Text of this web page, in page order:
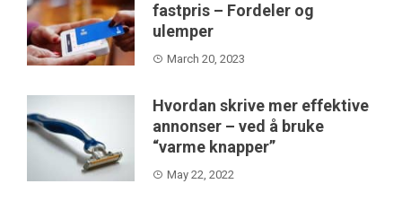
fastpris – Fordeler og
ulemper
March 20, 2023
Hvordan skrive mer effektive
annonser – ved å bruke
“varme knapper”
May 22, 2022